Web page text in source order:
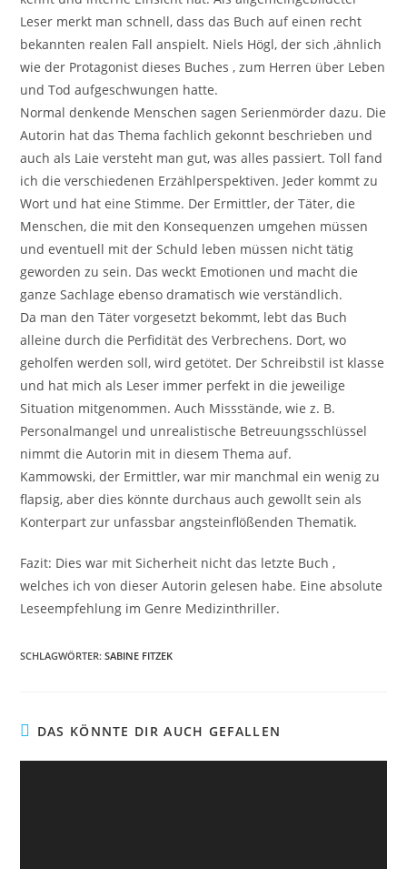
Leser merkt man schnell, dass das Buch auf einen recht
bekannten realen Fall anspielt. Niels Högl, der sich ,ähnlich
wie der Protagonist dieses Buches , zum Herren über Leben
und Tod aufgeschwungen hatte.
Normal denkende Menschen sagen Serienmörder dazu. Die
Autorin hat das Thema fachlich gekonnt beschrieben und
auch als Laie versteht man gut, was alles passiert. Toll fand
ich die verschiedenen Erzählperspektiven. Jeder kommt zu
Wort und hat eine Stimme. Der Ermittler, der Täter, die
Menschen, die mit den Konsequenzen umgehen müssen
und eventuell mit der Schuld leben müssen nicht tätig
geworden zu sein. Das weckt Emotionen und macht die
ganze Sachlage ebenso dramatisch wie verständlich.
Da man den Täter vorgesetzt bekommt, lebt das Buch
alleine durch die Perfidität des Verbrechens. Dort, wo
geholfen werden soll, wird getötet. Der Schreibstil ist klasse
und hat mich als Leser immer perfekt in die jeweilige
Situation mitgenommen. Auch Missstände, wie z. B.
Personalmangel und unrealistische Betreuungsschlüssel
nimmt die Autorin mit in diesem Thema auf.
Kammowski, der Ermittler, war mir manchmal ein wenig zu
flapsig, aber dies könnte durchaus auch gewollt sein als
Konterpart zur unfassbar angsteinflößenden Thematik.
Fazit: Dies war mit Sicherheit nicht das letzte Buch ,
welches ich von dieser Autorin gelesen habe. Eine absolute
Leseempfehlung im Genre Medizinthriller.
SCHLAGWÖRTER:SABINE FITZEK
DAS KÖNNTE DIR AUCH GEFALLEN